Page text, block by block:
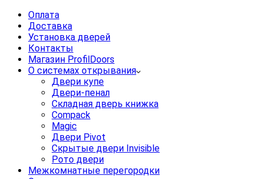
Оплата
Доставка
Установка дверей
Контакты
Магазин ProfilDoors
О системах открывания
Двери купе
Двери-пенал
Складная дверь книжка
Compack
Magic
Двери Pivot
Скрытые двери Invisible
Рото двери
Межкомнатные перегородки